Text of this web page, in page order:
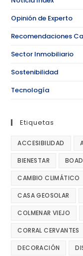
Opinión de Experto
Recomendaciones
Sector Inmobiliario
Sostenibilidad
Tecnología
Etiquetas
ACCESIBILIDAD
BIENESTAR
CAMBIO CLIMÁTICO
CASA GEOSOLAR
COLMENAR VIEJO
CORRAL CERVANTES
DECORACIÓN